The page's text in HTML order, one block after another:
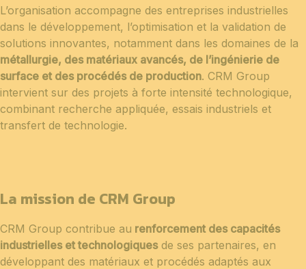
L’organisation accompagne des entreprises industrielles
dans le développement, l’optimisation et la validation de
solutions innovantes, notamment dans les domaines de la
métallurgie, des matériaux avancés, de l’ingénierie de
surface et des procédés de production. CRM Group
intervient sur des projets à forte intensité technologique,
combinant recherche appliquée, essais industriels et
transfert de technologie.
La mission de CRM Group
CRM Group contribue au renforcement des capacités
industrielles et technologiquesde ses partenaires, en
développant des matériaux et procédés adaptés aux